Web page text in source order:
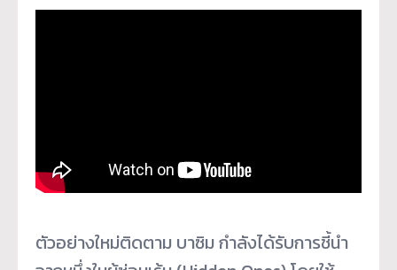
ตัวอย่างใหม่ติดตาม บาซิม กำลังได้รับการชี้นำ